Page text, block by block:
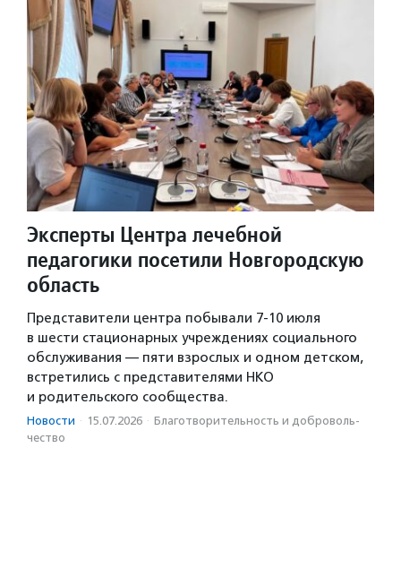
Эксперты Центра лечебной
педагогики посетили Новгородскую
область
Представители центра побывали 7-10 июля
в шести стационарных учреждениях социального
обслуживания — пяти взрослых и одном детском,
встретились с представителями НКО
и родительского сообщества.
Новости · 15.07.2026 · Благотвори­тель­ность и доброволь­
чест­во